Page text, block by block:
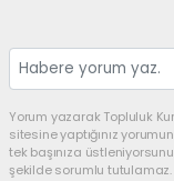
Yorum yazarak Topluluk
sitesine yaptığınız
tek başınıza
şekilde sorumlu tutulamaz.